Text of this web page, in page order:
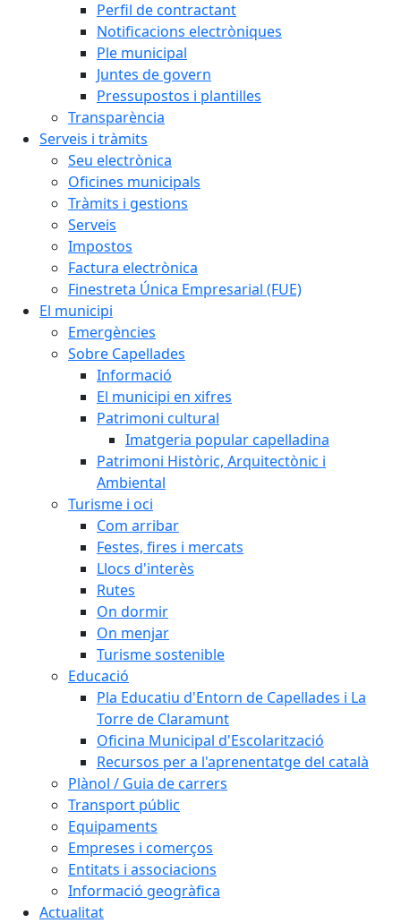
Perfil de contractant
Notificacions electròniques
Ple municipal
Juntes de govern
Pressupostos i plantilles
Transparència
Serveis i tràmits
Seu electrònica
Oficines municipals
Tràmits i gestions
Serveis
Impostos
Factura electrònica
Finestreta Única Empresarial (FUE)
El municipi
Emergències
Sobre Capellades
Informació
El municipi en xifres
Patrimoni cultural
Imatgeria popular capelladina
Patrimoni Històric, Arquitectònic i
Ambiental
Turisme i oci
Com arribar
Festes, fires i mercats
Llocs d'interès
Rutes
On dormir
On menjar
Turisme sostenible
Educació
Pla Educatiu d'Entorn de Capellades i La
Torre de Claramunt
Oficina Municipal d'Escolarització
Recursos per a l'aprenentatge del català
Plànol / Guia de carrers
Transport públic
Equipaments
Empreses i comerços
Entitats i associacions
Informació geogràfica
Actualitat